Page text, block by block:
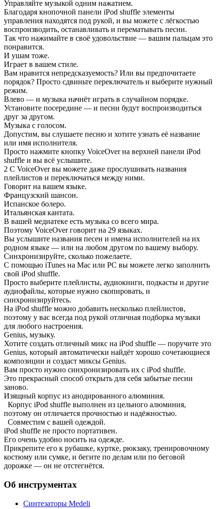
Управляйте музыкой одним нажатием.
Благодаря кнопочной панели iPod shuffle элементы
управления находятся под рукой, и вы можете с лёгкостью
воспроизводить, останавливать и перематывать песни.
Так что нажимайте в своё удовольствие — вашим пальцам это
понравится.
И ушам тоже.
Играет в вашем стиле.
Вам нравится непредсказуемость? Или вы предпочитаете
порядок? Просто сдвиньте переключатель и выберите нужный
режим.
Влево — и музыка начнёт играть в случайном порядке.
Установите посередине — и песни будут воспроизводиться
друг за другом.
Музыка с голосом.
Допустим, вы слушаете песню и хотите узнать её название
или имя исполнителя.
Просто нажмите кнопку VoiceOver на верхней панели iPod
shuffle и вы всё услышите.
2 С VoiceOver вы можете даже прослушивать названия
плейлистов и переключаться между ними.
Говорит на вашем языке.
Французский шансон.
Испанское болеро.
Итальянская кантата.
В вашей медиатеке есть музыка со всего мира.
Поэтому VoiceOver говорит на 29 языках.
Вы услышите названия песен и имена исполнителей на их
родном языке — или на любом другом по вашему выбору.
Синхронизируйте, сколько пожелаете.
С помощью iTunes на Mac или PC вы можете легко заполнить
свой iPod shuffle.
Просто выберите плейлисты, аудиокниги, подкасты и другие
аудиофайлы, которые нужно скопировать, и
синхронизируйтесь.
На iPod shuffle можно добавить несколько плейлистов,
поэтому у вас всегда под рукой отличная подборка музыки
для любого настроения.
Genius, музыку.
Хотите создать отличный микс на iPod shuffle — поручите это
Genius, который автоматически найдёт хорошо сочетающиеся
композиции и создаст миксы Genius.
Вам просто нужно синхронизировать их с iPod shuffle.
Это прекрасный способ открыть для себя забытые песни
заново.
Изящный корпус из анодированного алюминия.
Корпус iPod shuffle выполнен из цельного алюминия,
поэтому он отличается прочностью и надёжностью.
Совместим с вашей одеждой.
iPod shuffle не просто портативен.
Его очень удобно носить на одежде.
Прикрепите его к рубашке, куртке, рюкзаку, тренировочному
костюму или сумке, и бегите по делам или по беговой
дорожке — он не отстегнётся.
Об инструментах
Синтезаторы Мedeli